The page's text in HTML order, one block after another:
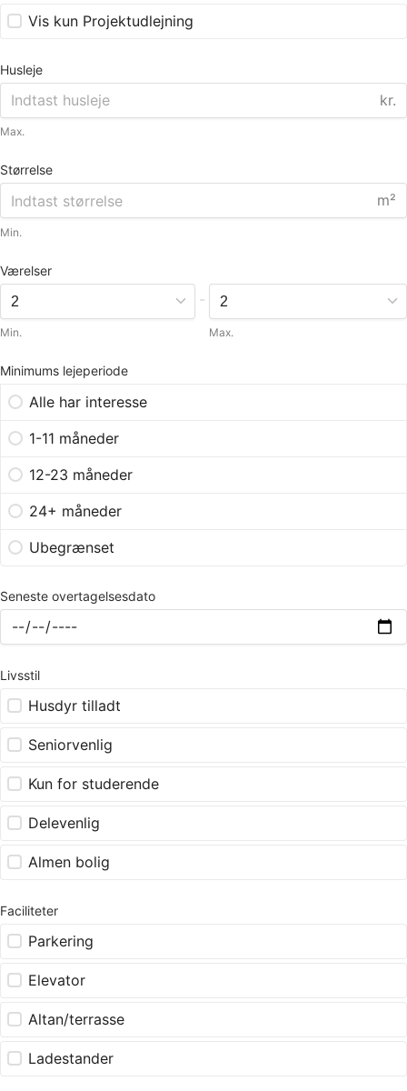
Vis kun Projektudlejning
Husleje
kr.
Max.
Størrelse
m²
Min.
Værelser
Min.
-
Max.
Minimums lejeperiode
Alle har interesse
1-11 måneder
12-23 måneder
24+ måneder
Ubegrænset
Seneste overtagelsesdato
Livsstil
Husdyr tilladt
Seniorvenlig
Kun for studerende
Delevenlig
Almen bolig
Faciliteter
Parkering
Elevator
Altan/terrasse
Ladestander